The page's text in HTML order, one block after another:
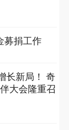
募捐工作
长新局！ 奇
大会隆重召